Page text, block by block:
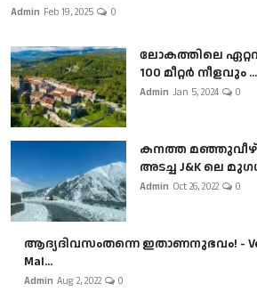
Admin Feb 19, 2025 0
ലോകത്തിലെ
100 മീറ്റർ നീളവും ...
Admin Jan 5, 2024 0
കനത്ത
അടച്ച J&K ലെ
Admin Oct 26, 2022 0
ആദ്യദിവസംതന്നെ ഇതാണനുഭവം! -
Mal...
Admin Aug 2, 2022 0